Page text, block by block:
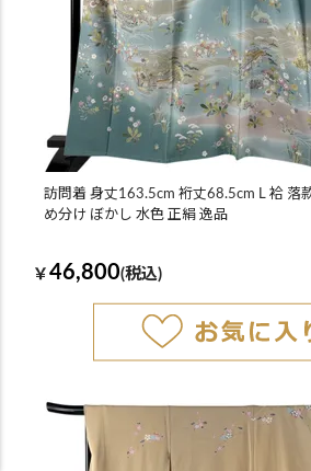
訪問着 身丈163.5cm 裄丈68.5cm L 袷 落
め分け ぼかし 水色 正絹 逸品
￥ 46,800(税込)